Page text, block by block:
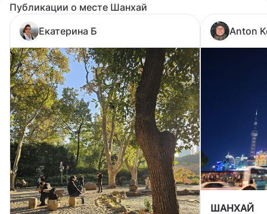
Публикации о месте Шанхай
Екатерина Б
Anton
ШАНХАЙ